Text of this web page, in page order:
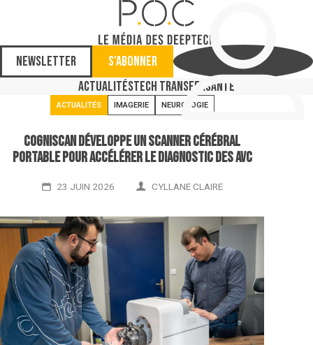
Newsletter
S'abonner
ActualitésTech TransferSanté
ACTUALITÉS IMAGERIE NEUROLOGIE
Cogniscan développe un scanner cérébral
portable pour accélérer le diagnostic des AVC
23 JUIN 2026 CYLLANE CLAIRE